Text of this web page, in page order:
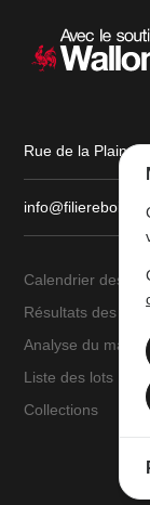
Rue de la Plaine,
Calendrier des
Résultats des
Analyse du marché
Liste des lots
Collections